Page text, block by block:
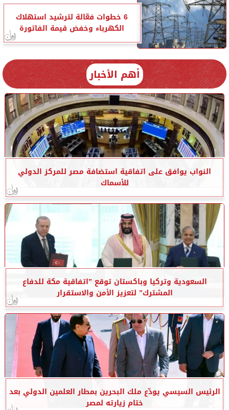
6 خطوات فعّالة لترشيد استهلاك
الكهرباء وخفض قيمة الفاتورة
أهم الأخبار
النواب يوافق على اتفاقية استضافة مصر للمركز الدولي
للأسماك
السعودية وتركيا وباكستان توقع ”اتفاقية مكة للدفاع
المشترك” لتعزيز الأمن والاستقرار
الرئيس السيسي يودّع ملك البحرين بمطار العلمين الدولي بعد
ختام زيارته لمصر